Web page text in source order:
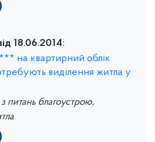
18.06.2014:
на квартирний облік
виділення житла у
з питань благоустрою,